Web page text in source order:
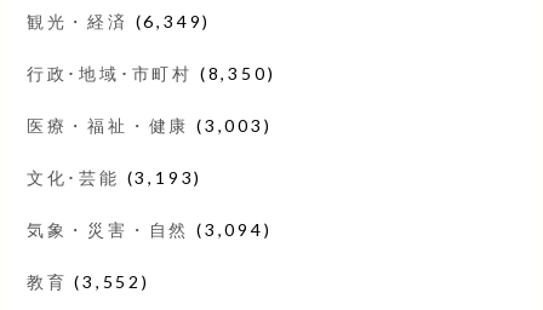
観光・経済 (6,349)
行政･地域･市町村 (8,350)
医療・福祉・健康 (3,003)
文化･芸能 (3,193)
気象・災害・自然 (3,094)
教育 (3,552)